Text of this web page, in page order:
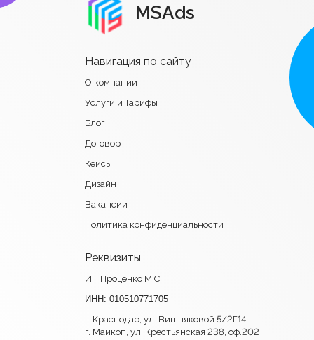
MSAds
Навигация по сайту
О компании
Блог
Кейсы
Дизайн
Вакансии
Услуги и Тарифы
Договор
Политика конфиденциальности
Реквизиты
ИП Проценко М.С.
ИНН: 010510771705
г. Краснодар, ул. Вишняковой 5/2Г14
г. Майкоп, ул. Крестьянская 238, оф.202